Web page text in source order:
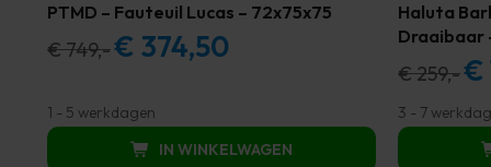
PTMD – Fauteuil Lucas – 72x75x75
€749,-Oorspronkelijke
was:
€ 749,00.
€ 374,50Huidige
€ 374,50.
1 - 5 werkdagen
IN WINKELWAGEN
Haluta
Draaibaar
€259,-
was:
€
€
3 - 7